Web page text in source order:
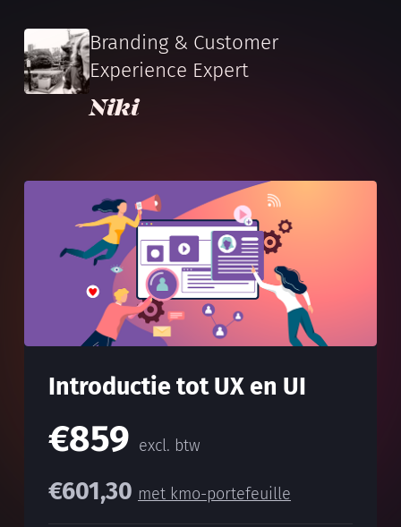
Branding & Customer
Experience Expert
Niki
Introductie tot UX en UI
€859 excl. btw
€601,30 met kmo-portefeuille